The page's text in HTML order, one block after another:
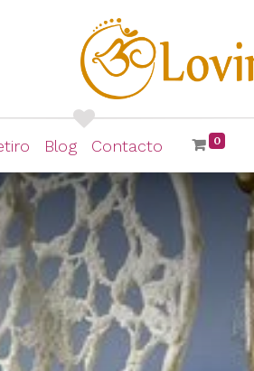
Blog Contacto 0